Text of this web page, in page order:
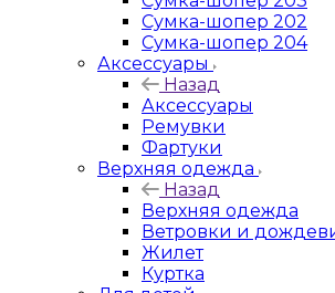
Сумка-шопер 202
Сумка-шопер 204
Аксессуары
Назад
Аксессуары
Ремувки
Фартуки
Верхняя одежда
Назад
Верхняя одежда
Ветровки и
Жилет
Куртка